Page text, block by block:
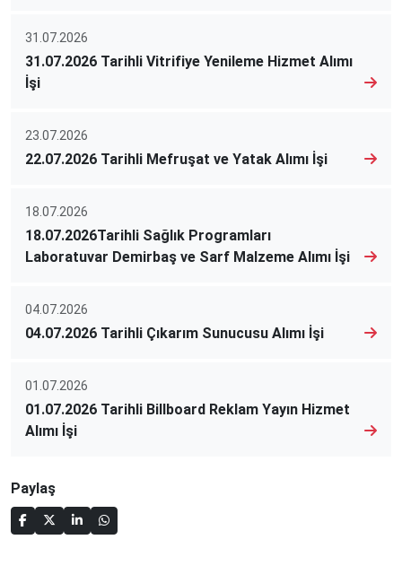
31.07.2026
31.07.2026 Tarihli Vitrifiye Yenileme Hizmet Alımı
İşi
23.07.2026
22.07.2026 Tarihli Mefruşat ve Yatak Alımı İşi
18.07.2026
18.07.2026Tarihli Sağlık Programları
Laboratuvar Demirbaş ve Sarf Malzeme Alımı İşi
04.07.2026
04.07.2026 Tarihli Çıkarım Sunucusu Alımı İşi
01.07.2026
01.07.2026 Tarihli Billboard Reklam Yayın Hizmet
Alımı İşi
Paylaş